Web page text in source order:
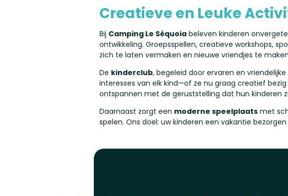
Creatieve en Leuke
Bij Camping Le Séquoiabeleven kinderen
ontwikkeling. Groepsspellen, creatieve workshops,
zich te laten vermaken en nieuwe vriendjes te
De kinderclub, begeleid door ervaren en
interesses van elk kind—of ze nu graag creatief
ontspannen met de geruststelling dat hun kinderen
Daarnaast zorgt een moderne speelplaatsmet
spelen. Ons doel: uw kinderen een vakantie